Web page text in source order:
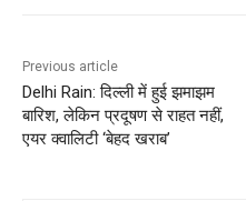
Previous article
Delhi Rain: दिल्ली में हुई झमाझम
बारिश, लेकिन प्रदूषण से राहत नहीं,
एयर क्वालिटी ‘बेहद खराब’